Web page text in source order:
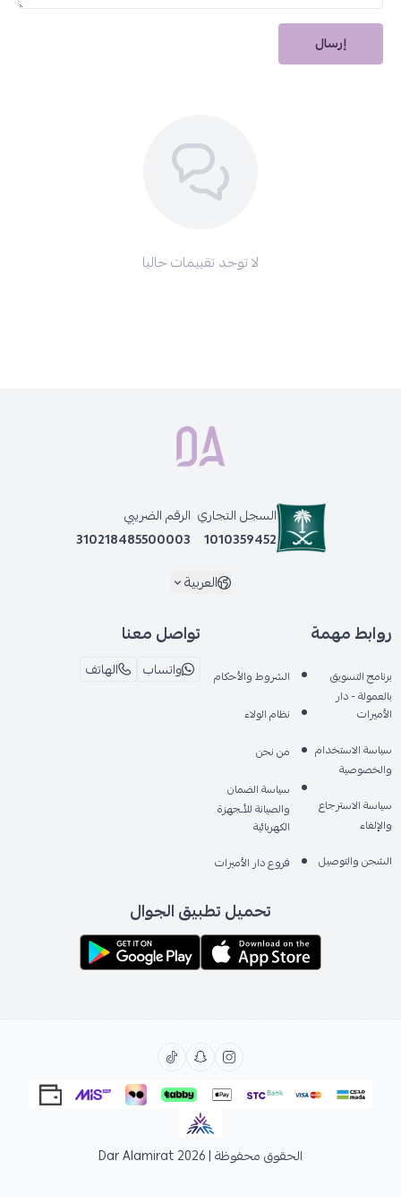
علبة فارغة A70-89-500G من صالون سيستم
علبه فارغه ضغاط A70-500G من صالون سيستم
إرسال
لا توجد تقييمات حاليا
السجل التجاري
1010359452
الرقم الضريبي
310218485500003
العربية
روابط مهمة
برنامج التسويق
بالعمولة - دار
الأميرات
سياسة الاستخدام
والخصوصية
سياسة الاسترجاع
والإلغاء
الشحن والتوصيل
الشروط والأحكام
نظام الولاء
من نحن
سياسة الضمان
والصيانة للأـجهزة
الكهربائية
فروع دار الأميرات
تواصل معنا
واتساب الهاتف
تحميل تطبيق الجوال
الحقوق محفوظة | 2026 Dar Alamirat